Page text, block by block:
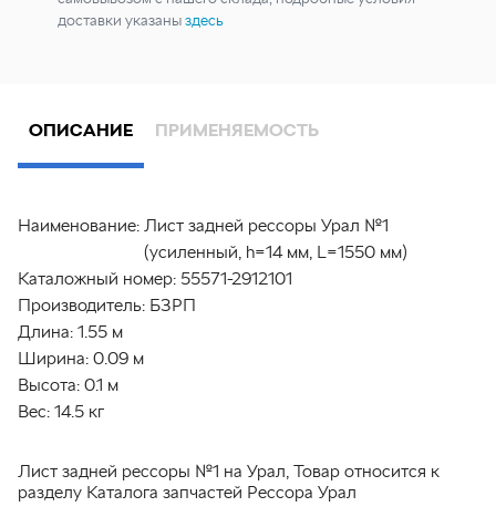
доставки указаныздесь
ОПИСАНИЕ ПРИМЕНЯЕМОСТЬ
Наименование: Лист задней рессоры Урал №1
(усиленный, h=14 мм, L=1550 мм)
Каталожный номер: 55571-2912101
Производитель: БЗРП
Длина: 1.55 м
Ширина: 0.09 м
Высота: 0.1 м
Вес: 14.5 кг
Лист задней рессоры №1 на Урал, Товар относится к
разделу Каталога запчастей Рессора Урал